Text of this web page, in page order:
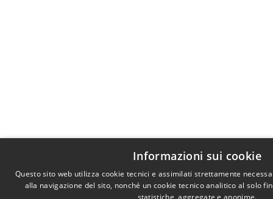
Informazioni sui cookie
Questo sito web utilizza cookie tecnici e assimilati strettamente
alla navigazione del sito, nonché un cookie tecnico analitico al solo
statistiche, aggregate e anonime.